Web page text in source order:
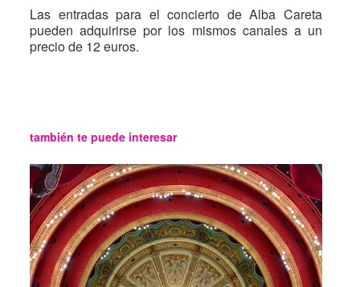
Las entradas para el concierto de Alba Careta
pueden adquirirse por los mismos canales a un
precio de 12 euros.
también te puede interesar